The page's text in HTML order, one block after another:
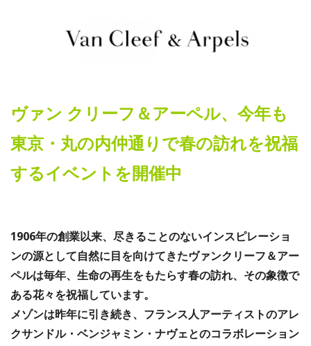
ヴァン クリーフ＆アーペル、今年も
東京・丸の内仲通りで春の訪れを祝福
するイベントを開催中
1906年の創業以来、尽きることのないインスピレーショ
ンの源として自然に目を向けてきたヴァンクリーフ＆アー
ペルは毎年、生命の再生をもたらす春の訪れ、その象徴で
ある花々を祝福しています。
メゾンは昨年に引き続き、フランス人アーティストのアレ
クサンドル・ベンジャミン・ナヴェとのコラボレーション